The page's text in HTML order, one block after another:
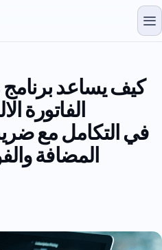
كيف يساعد
الفاتورة
المضافة